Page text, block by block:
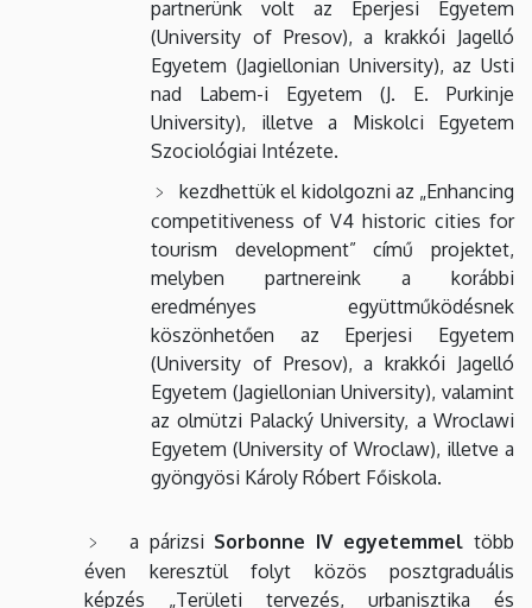
partnerünk volt az Eperjesi Egyetem
(University of Presov), a krakkói Jagelló
Egyetem (Jagiellonian University), az Usti
nad Labem-i Egyetem (J. E. Purkinje
University), illetve a Miskolci Egyetem
Szociológiai Intézete.
kezdhettük el kidolgozni az „Enhancing
competitiveness of V4 historic cities for
tourism development” című projektet,
melyben partnereink a korábbi
eredményes együttműködésnek
köszönhetően az Eperjesi Egyetem
(University of Presov), a krakkói Jagelló
Egyetem (Jagiellonian University), valamint
az olmützi Palacký University, a Wroclawi
Egyetem (University of Wroclaw), illetve a
gyöngyösi Károly Róbert Főiskola.
a párizsi Sorbonne IV egyetemmel több
éven keresztül folyt közös posztgraduális
képzés „Területi tervezés, urbanisztika és